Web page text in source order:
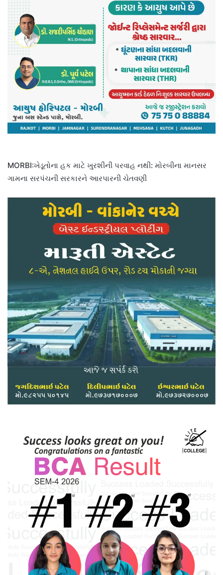
MORBI:ખેડૂતોના હક માટે ખુરશીની પરવાહ નથી: મોરબીના માનસર
ગામના સરપંચની સરકારને આરપારની ચેતવણી